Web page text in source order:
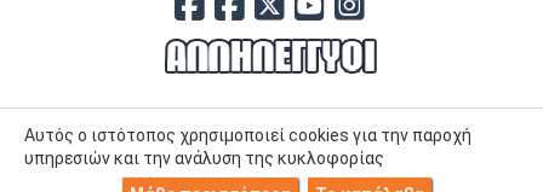
Αυτός ο ιστότοπος χρησιμοποιεί cookies για την παροχή
υπηρεσιών και την ανάλυση της κυκλοφορίας